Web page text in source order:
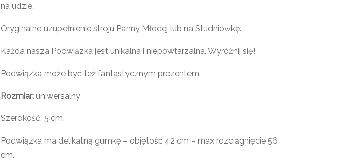
na udzie.
Oryginalne uzupełnienie stroju Panny Młodej lub na Studniówkę.
Każda nasza Podwiązka jest unikalna i niepowtarzalna. Wyróżnij się!
Podwiązka może być też fantastycznym prezentem.
Rozmiar: uniwersalny
Szerokość: 5 cm.
Podwiązka ma delikatną gumkę – objętość 42 cm – max rozciągnięcie 56
cm.